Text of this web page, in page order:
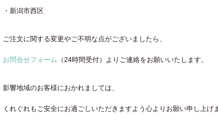
・新潟市西区
ご注文に関する変更やご不明な点がございましたら、
お問合せフォーム （24時間受付）よりご連絡をお願いいたします。
影響地域のお客様におかれましては、
くれぐれもご安全にお過ごしいただきますよう心よりお願い申し上げ